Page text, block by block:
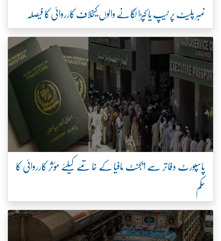
نمبر پلیٹ پر ٹیپ یا کپڑا لگانے والوں کیخلاف کارروائی کا فیصلہ
پاسپورٹ دفاتر سے ایجنٹ مافیا کے خاتمے کیلئے مؤثر کارروائی کا
حکم